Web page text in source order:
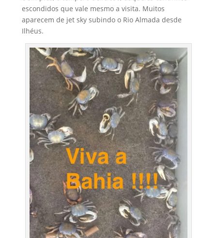
escondidos que vale mesmo a visita. Muitos
aparecem de jet sky subindo o Rio Almada desde
Ilhéus.